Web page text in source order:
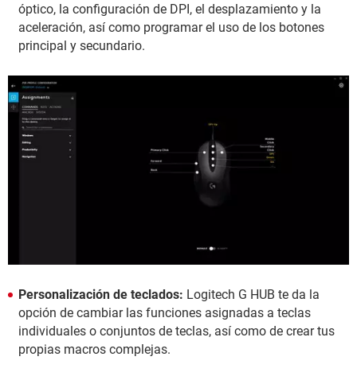
óptico, la configuración de DPI, el desplazamiento y la
aceleración, así como programar el uso de los botones
principal y secundario.
Personalización de teclados: Logitech G HUB te da la
opción de cambiar las funciones asignadas a teclas
individuales o conjuntos de teclas, así como de crear tus
propias macros complejas.